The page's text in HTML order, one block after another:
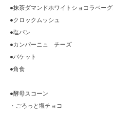
●抹茶ダマンドホワイトショコラベー
●クロックムッシュ
●塩パン
●カンパーニュ チーズ
●バケット
●角食
●酵母スコーン
・ごろっと塩チョコ